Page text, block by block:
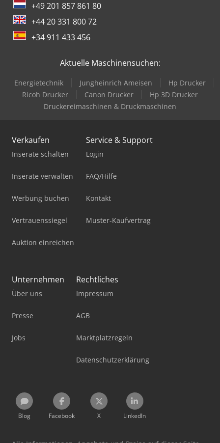
+49 201 857 861 80
+44 20 331 800 72
+34 911 433 456
Aktuelle Maschinensuchen:
Energietechnik Jungheinrich Ameisen
Hp Drucker
Ricoh Drucker
Canon Drucker
Hp 3D Drucker
Druckereimaschinen & Druckmaschinen
Verkaufen
Inserate schalten
Inserate verwalten
Werbung buchen
Vertrauenssiegel
Auktion einreichen
Service & Support
Login
FAQ/Hilfe
Kontakt
Muster-Kaufvertrag
Unternehmen
Über uns
Presse
Jobs
Rechtliches
Impressum
AGB
Marktplatzregeln
Datenschutzerklärung
Blog Facebook X LinkedIn